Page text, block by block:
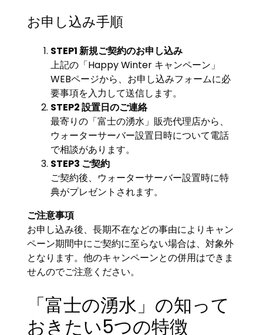
お申し込み手順
STEP1 新規ご契約のお申し込み
上記の「Happy Winter キャンペーン」
WEBページから、お申し込みフォームに必
要事項を入力して送信します。
STEP2 設置日のご連絡
最寄りの「富士の湧水」販売代理店から、
ウォーターサーバー設置日時について電話
で相談があります。
STEP3 ご契約
ご契約後、ウォーターサーバー設置時に特
典がプレゼントされます。
ご注意事項
お申し込み後、長期不在などの事由によりキャン
ペーン期間中にご契約に至らない場合は、対象外
となります。他のキャンペーンとの併用はできま
せんのでご注意ください。
「富士の湧水」の知って
おきたい5つの特徴